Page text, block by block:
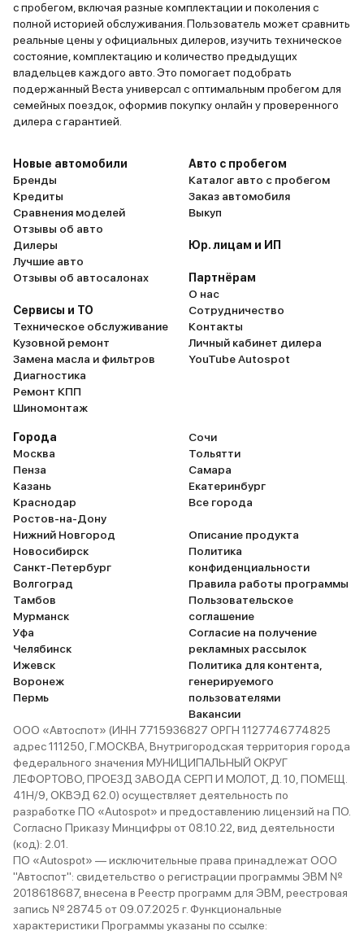
с пробегом, включая разные комплектации и поколения с
полной историей обслуживания. Пользователь может сравнить
реальные цены у официальных дилеров, изучить техническое
состояние, комплектацию и количество предыдущих
владельцев каждого авто. Это помогает подобрать
подержанный Веста универсал с оптимальным пробегом для
семейных поездок, оформив покупку онлайн у проверенного
дилера с гарантией.
Новые автомобили
Бренды
Кредиты
Сравнения моделей
Отзывы об авто
Дилеры
Лучшие авто
Отзывы об автосалонах
Сервисы и ТО
Техническое обслуживание
Кузовной ремонт
Замена масла и фильтров
Диагностика
Ремонт КПП
Шиномонтаж
Авто с пробегом
Каталог авто с пробегом
Заказ автомобиля
Выкуп
Юр. лицам и ИП
Партнёрам
О нас
Сотрудничество
Контакты
Личный кабинет дилера
YouTube Autospot
Города
Москва
Пенза
Казань
Краснодар
Ростов-на-Дону
Нижний Новгород
Новосибирск
Санкт-Петербург
Волгоград
Тамбов
Мурманск
Уфа
Челябинск
Ижевск
Воронеж
Пермь
Сочи
Тольятти
Самара
Екатеринбург
Все города
Описание продукта
Политика
конфиденциальности
Правила работы программы
Пользовательское
соглашение
Согласие на получение
рекламных рассылок
Политика для контента,
генерируемого
пользователями
Вакансии
ООО «Автоспот» (ИНН 7715936827 ОРГН 1127746774825
адрес 111250, Г.МОСКВА, Внутригородская территория города
федерального значения МУНИЦИПАЛЬНЫЙ ОКРУГ
ЛЕФОРТОВО, ПРОЕЗД ЗАВОДА СЕРП И МОЛОТ, Д. 10, ПОМЕЩ.
41Н/9, ОКВЭД 62.0) осуществляет деятельность по
разработке ПО «Autospot» и предоставлению лицензий на ПО.
Согласно Приказу Минцифры от 08.10.22, вид деятельности
(код): 2.01.
ПО «Autospot» — исключительные права принадлежат ООО
"Автоспот": свидетельство о регистрации программы ЭВМ №
2018618687, внесена в Реестр программ для ЭВМ, реестровая
запись № 28745 от 09.07.2025 г. Функциональные
характеристики Программы указаны по ссылке: